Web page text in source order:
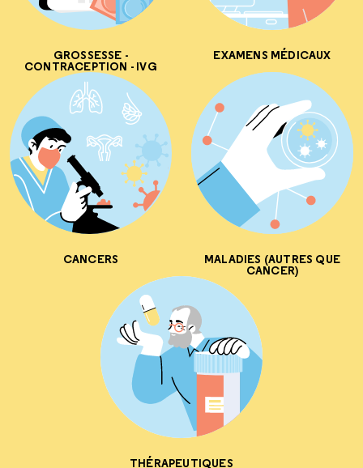
GROSSESSE -
CONTRACEPTION - IVG
EXAMENS MÉDICAUX
CANCERS MALADIES (AUTRES QUE
CANCER)
THÉRAPEUTIQUES